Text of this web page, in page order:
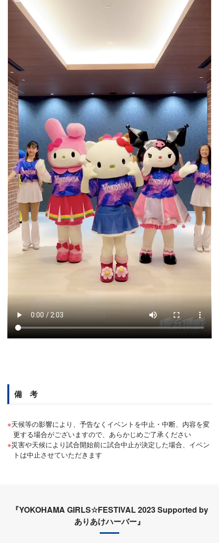
備 考
天候等の影響により、予告なくイベントを中止・中断、内容を変
更する場合がございますので、あらかじめご了承ください
災害や天候により試合開始前に試合中止が決定した場合、イベン
トは中止させていただきます
『YOKOHAMA GIRLS☆FESTIVAL 2023 Supported by
ありあけハーバー』